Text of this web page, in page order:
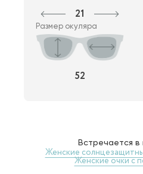
21
Размер окуляра
52
Встречается в
Женские
Женские очки с